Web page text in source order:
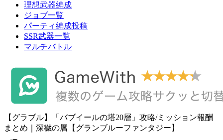
理想武器編成
ジョブ一覧
パーティ編成投稿
SSR武器一覧
マルチバトル
【グラブル】「バブイールの塔20層」攻略/ミッション報酬
まとめ｜深穢の層【グランブルーファンタジー】